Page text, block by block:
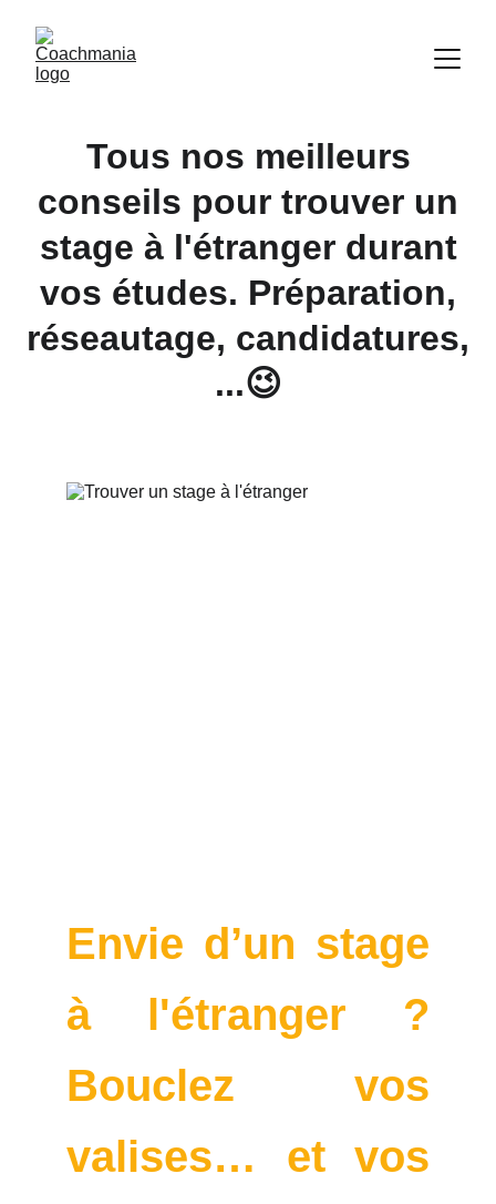
Tous nos meilleurs
conseils pour trouver un
stage à l'étranger durant
vos études. Préparation,
réseautage, candidatures,
...😉
Envie d’un stage
à l'étranger ?
Bouclez vos
valises… et vos